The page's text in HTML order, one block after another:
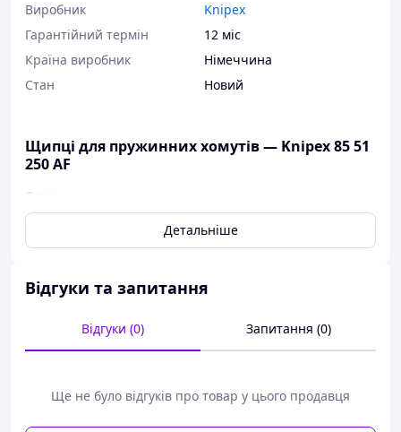
Виробник
Knipex
Гарантійний термін
12 міс
Країна виробник
Німеччина
Стан
Новий
Щипці для пружинних хомутів — Knipex 85 51
250 AF
Опис:
Універсальні поворотні схоплення для надійної
фіксації хомута в будь-якому положенні
Дуже гарне передавання зусиль, що дає змогу
особливих зусиль
Витягнута головка незначної ширини,
для роботи в обмежених умовах
Додаткова функція: дбайливе від'єднання
шлангів за допомогою захопленого зіву з
Детальніше
Відгуки та запитання
Відгуки (0) Запитання (0)
Ще не було відгуків про товар у цього продавця